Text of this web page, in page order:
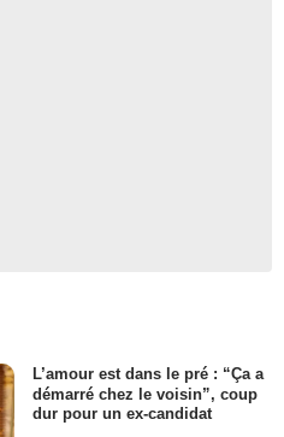
L’amour est dans le pré : “Ça a
démarré chez le voisin”, coup
dur pour un ex-candidat